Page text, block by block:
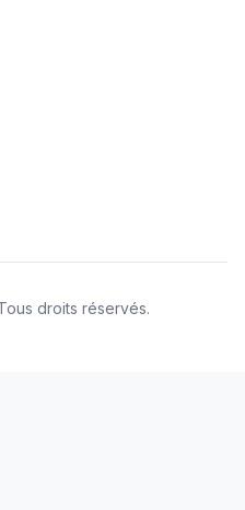
droits réservés.